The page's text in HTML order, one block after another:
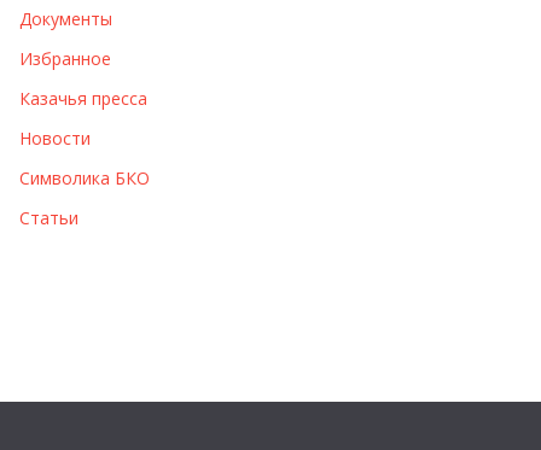
Документы
Избранное
Казачья пресса
Новости
Символика БКО
Статьи